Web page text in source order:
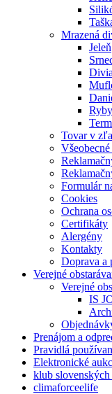
Mrazená
Jeleň
Ryby
Tovar v
Formulár
Cookies
Ochrana
Certifikáty
Alergény
Kontakty
Doprava a
Verejné
Verejné
IS
Prenájom a
Pravidlá
Elektronické
klub
climaforceelife